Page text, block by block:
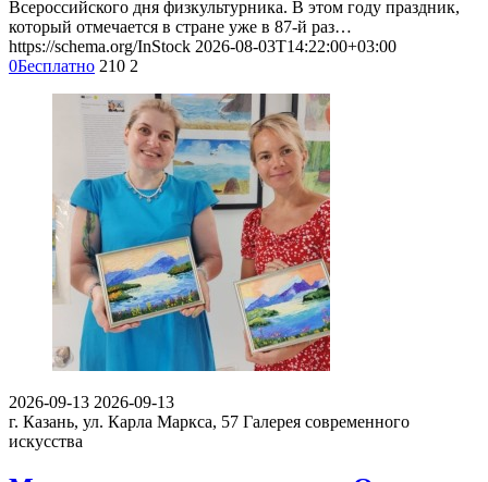
Всероссийского дня физкультурника. В этом году праздник,
который отмечается в стране уже в 87-й раз…
https://schema.org/InStock 2026-08-03T14:22:00+03:00
0Бесплатно 210 2
2026-09-13 2026-09-13
г. Казань, ул. Карла Маркса, 57 Галерея современного
искусства